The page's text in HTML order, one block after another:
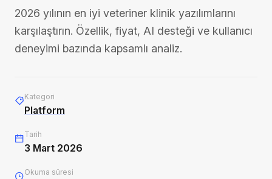
2026 yılının en iyi veteriner klinik yazılımlarını
karşılaştırın. Özellik, fiyat, AI desteği ve kullanıcı
deneyimi bazında kapsamlı analiz.
Kategori
Platform
Tarih
3 Mart 2026
Okuma süresi